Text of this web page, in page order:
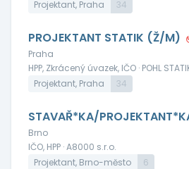
Projektant, Praha 34
PROJEKTANT STATIK (Ž/M)
Praha
HPP, Zkrácený úvazek, IČO · POHL
Projektant, Praha
34
STAVAŘ*KA/
Brno
IČO, HPP · A8000 s.r.o.
Projektant, Brno-město
6